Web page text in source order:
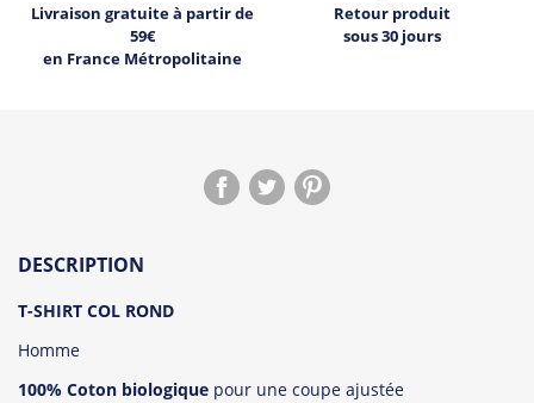
Livraison gratuite à partir de
59€
en France Métropolitaine
Retour produit
sous 30 jours
DESCRIPTION
T-SHIRT COL ROND
Homme
100% Coton biologique pour une coupe ajustée